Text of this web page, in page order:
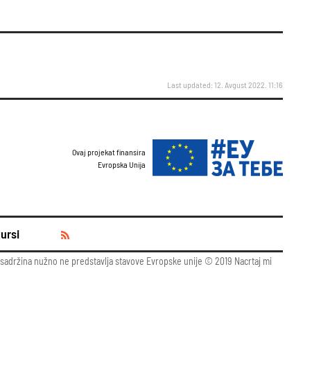
Last updated: 12. Avgust 2022. 11:16
Ovaj projekat finansira
Evropska Unija
nužno ne predstavlja stavove Evropske unije © 2019 Nacrtaj mi